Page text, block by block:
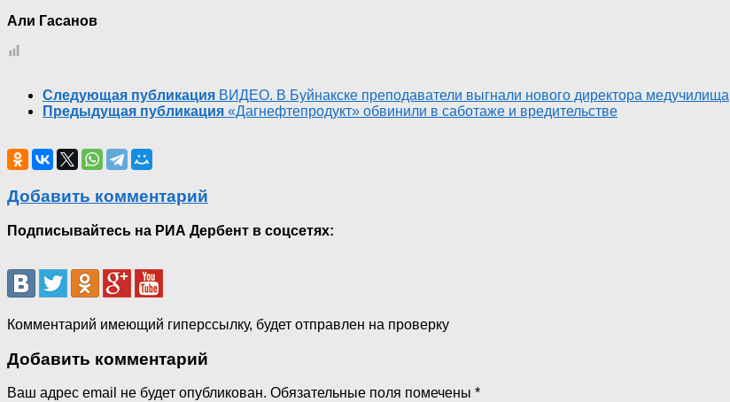
Али Гасанов
Следующая публикация ВИДЕО. В Буйнакске преподаватели выгнали нового директора медучилища
Предыдущая публикация «Дагнефтепродукт» обвинили в саботаже и вредительстве
Добавить комментарий
Подписывайтесь на РИА Дербент в соцсетях:
Комментарий имеющий гиперссылку, будет отправлен на проверку
Добавить комментарий
Ваш адрес email не будет опубликован. Обязательные поля помечены *